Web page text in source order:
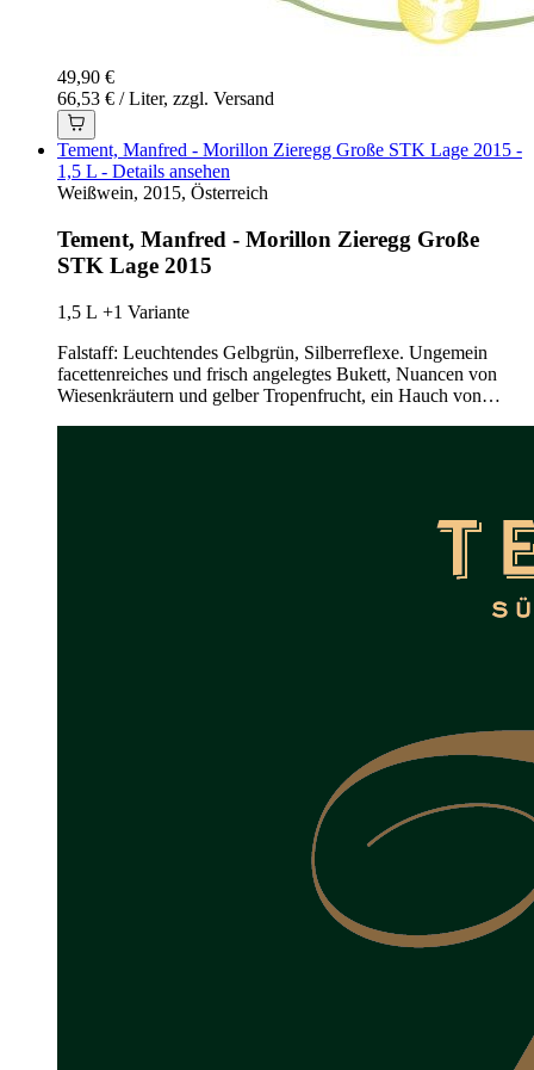
49,90 €
66,53 € / Liter, zzgl. Versand
Tement, Manfred - Morillon Zieregg Große STK Lage 2015 -
1,5 L - Details ansehen
Weißwein, 2015, Österreich
Tement, Manfred - Morillon Zieregg Große
STK Lage 2015
1,5 L +1 Variante
Falstaff: Leuchtendes Gelbgrün, Silberreflexe. Ungemein
facettenreiches und frisch angelegtes Bukett, Nuancen von
Wiesenkräutern und gelber Tropenfrucht, ein Hauch von…